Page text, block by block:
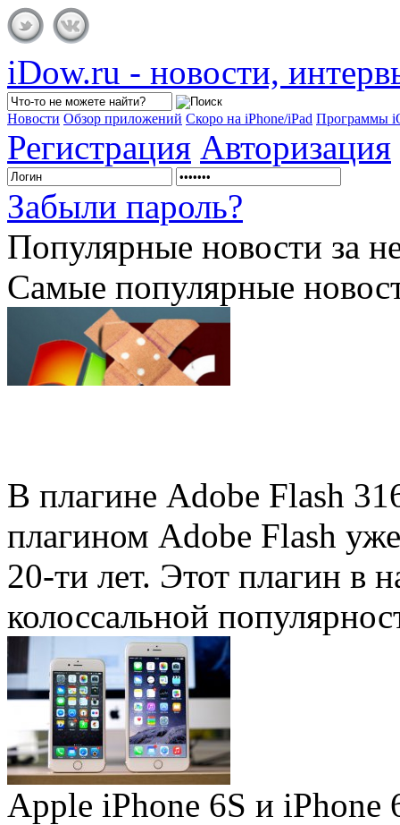
iDow.ru - новости,
Новости Обзор приложений Скоро на iPhone/iPad Программы
Регистрация Авторизация
Забыли пароль?
Популярные новости за
Самые популярные
В плагине Adobe Flash
плагином Adobe Flash
20-ти лет. Этот плагин в
колоссальной
Apple iPhone 6S и iPhone